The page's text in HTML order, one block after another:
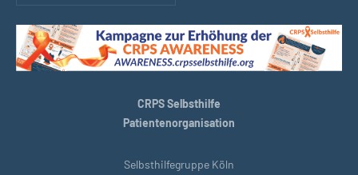
CRPS Selbsthilfe
Patientenorganisation
Selbsthilfegruppe Köln